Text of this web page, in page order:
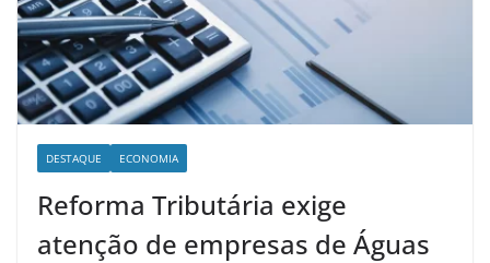
DESTAQUE ECONOMIA
Reforma Tributária exige
atenção de empresas de Águas